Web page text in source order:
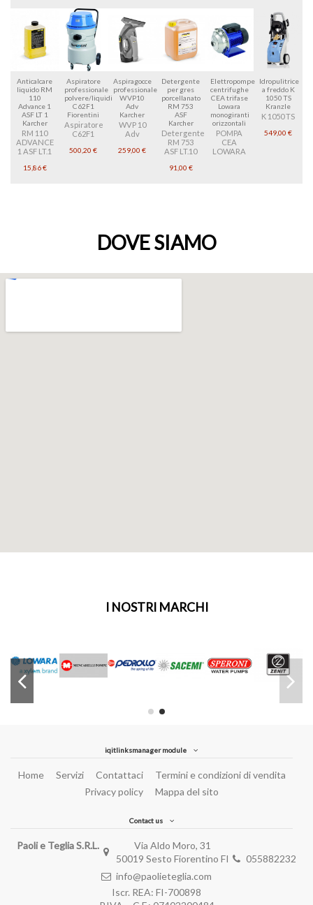
Anticalcare
liquido RM
110
Advance 1
ASF LT 1
Karcher
RM 110
ADVANCE
1 ASF LT.1
15,86 €
Aspiratore
professionale
polvere/liquidi
C62F1
Fiorentini
Aspiratore
C62F1
500,20 €
Aspiragocce
professionale
WVP10
Adv
Karcher
WVP 10
Adv
259,00 €
Detergente
per gres
porcellanato
RM 753
ASF
Karcher
Detergente
RM 753
ASF LT.10
91,00 €
Elettropompe
centrifughe
CEA trifase
Lowara
monogiranti
orizzontali
POMPA
CEA
LOWARA
Idropulitrice
a freddo K
1050 TS
Kranzle
K 1050 TS
549,00 €
DOVE SIAMO
I NOSTRI MARCHI
iqitlinksmanager module
Home Servizi Contattaci
Termini e condizioni di vendita
Privacy policy
Mappa del sito
Contact us
Paoli e Teglia S.R.L.
Via Aldo Moro, 31
50019 Sesto Fiorentino FI
055882232
info@paolieteglia.com
Iscr. REA: FI-700898